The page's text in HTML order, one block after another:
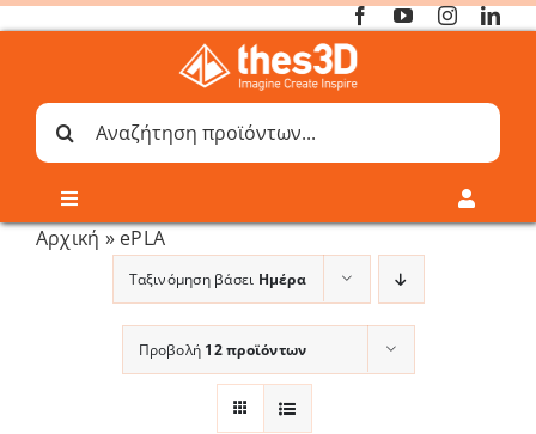
Μετάβαση
Αναζήτηση
για:
Toggle
Navigation
Online 3D Printing
Outlet
Shop
Toggle
Καλάθι
Λογαριασμός
Αρχική » ePLA
Ταξινόμηση βάσει Ημέρα
Προβολή 12 προϊόντων